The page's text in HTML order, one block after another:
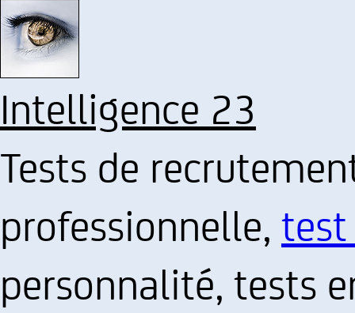
Intelligence 23
Tests de
professionnelle,
personnalité, tests